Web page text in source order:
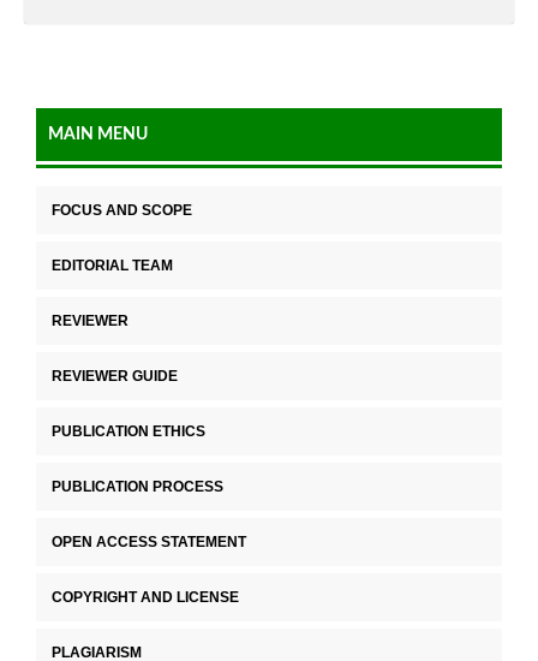
MAIN MENU
FOCUS AND SCOPE
EDITORIAL TEAM
REVIEWER
REVIEWER GUIDE
PUBLICATION ETHICS
PUBLICATION PROCESS
OPEN ACCESS STATEMENT
COPYRIGHT AND LICENSE
PLAGIARISM